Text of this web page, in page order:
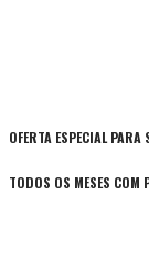
OFERTA ESPECIAL
TODOS OS MESES COM